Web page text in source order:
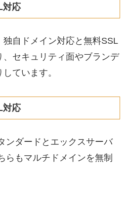
対応
独自ドメイン対応と無料SSL
、セキュリティ面やブランデ
ています。
対応
ンダードとエックスサーバ
らもマルチドメインを無制